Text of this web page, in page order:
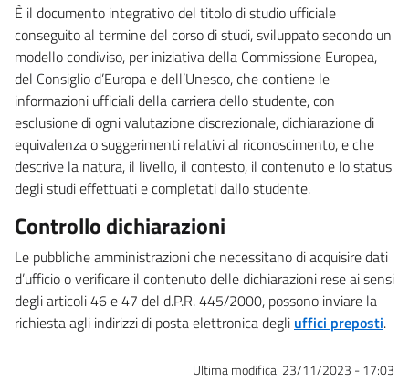
È il documento integrativo del titolo di studio ufficiale
conseguito al termine del corso di studi, sviluppato secondo un
modello condiviso, per iniziativa della Commissione Europea,
del Consiglio d’Europa e dell’Unesco, che contiene le
informazioni ufficiali della carriera dello studente, con
esclusione di ogni valutazione discrezionale, dichiarazione di
equivalenza o suggerimenti relativi al riconoscimento, e che
descrive la natura, il livello, il contesto, il contenuto e lo status
degli studi effettuati e completati dallo studente.
Controllo dichiarazioni
Le pubbliche amministrazioni che necessitano di acquisire dati
d’ufficio o verificare il contenuto delle dichiarazioni rese ai sensi
degli articoli 46 e 47 del d.P.R. 445/2000, possono inviare la
richiesta agli indirizzi di posta elettronica degli uffici preposti.
Ultima modifica: 23/11/2023 - 17:03